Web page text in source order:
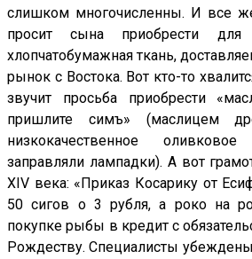
слишком многочисленны. И все
просит сына приобрести
хлопчатобумажная ткань,
рынок с Востока. Вот кто-то
звучит просьба приобрести
пришлите симъ» (маслицем
низкокачественное
заправляли лампадки). А вот
XIV века: «Приказ Косарику от
50 сигов о 3 рубля, а роко на
покупке рыбы в кредит с
Рождеству. Специалисты